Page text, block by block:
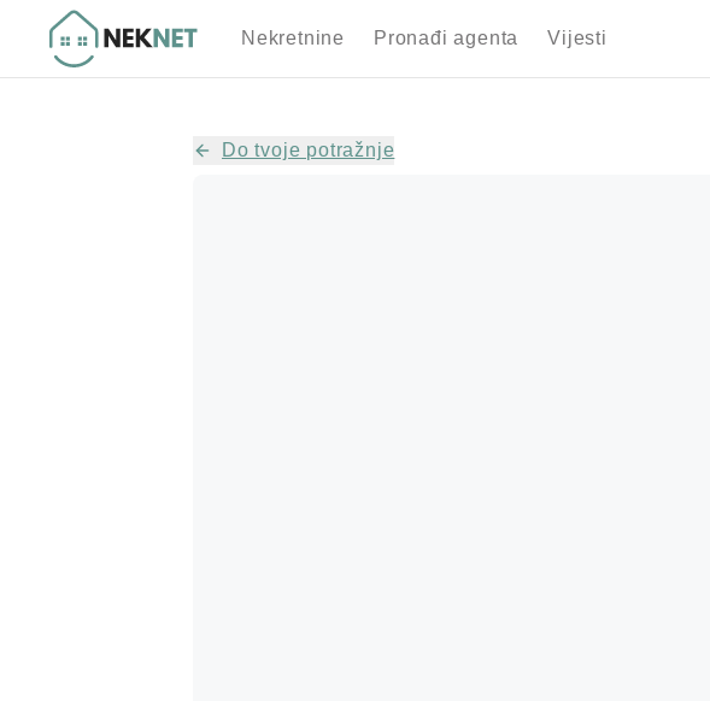
Nekretnine Pronađi agenta Vijesti
Do tvoje potražnje